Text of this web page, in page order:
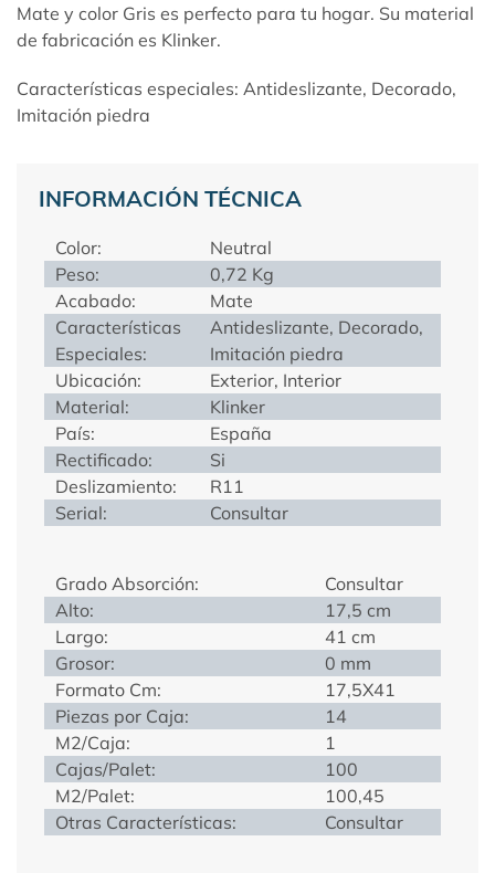
Mate y color Gris es perfecto para tu hogar. Su material
de fabricación es Klinker.
Características especiales: Antideslizante, Decorado,
Imitación piedra
INFORMACIÓN TÉCNICA
Color:
Neutral
Peso:
0,72 Kg
Acabado:
Mate
Características
Especiales:
Antideslizante, Decorado,
Imitación piedra
Ubicación:
Exterior, Interior
Material:
Klinker
País:
España
Rectificado:
Si
Deslizamiento:
R11
Serial:
Consultar
Grado Absorción:
Consultar
Alto:
17,5 cm
Largo:
41 cm
Grosor:
0 mm
Formato Cm:
17,5X41
Piezas por Caja:
14
M2/Caja:
1
Cajas/Palet:
100
M2/Palet:
100,45
Otras Características:
Consultar